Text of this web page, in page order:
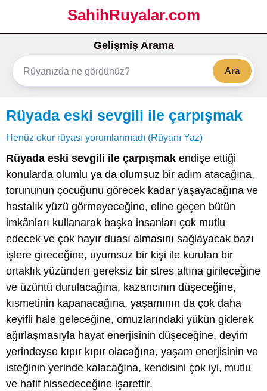
SahihRuyalar.com
Gelişmiş Arama
Ara
Rüyada eski sevgili ile çarpışmak
Henüz okur rüyası yorumlanmadı (Rüyanı Yaz)
Rüyada eski sevgili ile çarpışmak endişe ettiği
konularda olumlu ya da olumsuz bir adım atacağına,
torununun çocuğunu görecek kadar yaşayacağına ve
hastalık yüzü görmeyeceğine, eline geçen bütün
imkânları kullanarak başka insanları çok mutlu
edecek ve çok hayır duası almasını sağlayacak bazı
işlere gireceğine, uyumsuz bir kişi ile kurulan bir
ortaklık yüzünden gereksiz bir stres altına girileceğine
ve üzüntü durulacağına, kazancının düşeceğine,
kısmetinin kapanacağına, yaşamının da çok daha
keyifli hale geleceğine, omuzlarındaki yükün giderek
ağırlaşmasıyla hayat enerjisinin düşeceğine, deyim
yerindeyse kıpır kıpır olacağına, yaşam enerjisinin ve
isteğinin yerinde kalacağına, kendisini çok iyi, mutlu
ve hafif hissedeceğine işarettir.